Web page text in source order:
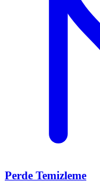
Perde Temizleme